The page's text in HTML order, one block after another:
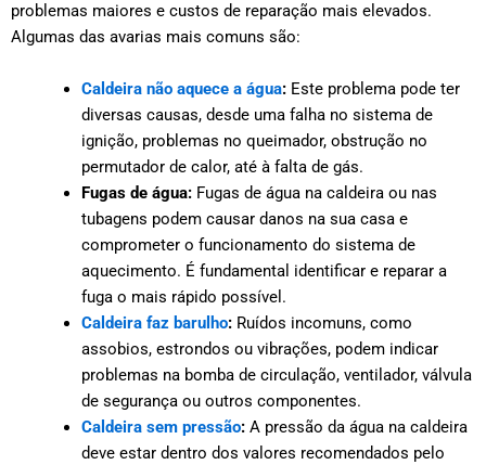
problemas maiores e custos de reparação mais elevados.
Algumas das avarias mais comuns são:
Caldeira não aquece a água: Este problema pode ter
diversas causas, desde uma falha no sistema de
ignição, problemas no queimador, obstrução no
permutador de calor, até à falta de gás.
Fugas de água: Fugas de água na caldeira ou nas
tubagens podem causar danos na sua casa e
comprometer o funcionamento do sistema de
aquecimento. É fundamental identificar e reparar a
fuga o mais rápido possível.
Caldeira faz barulho: Ruídos incomuns, como
assobios, estrondos ou vibrações, podem indicar
problemas na bomba de circulação, ventilador, válvula
de segurança ou outros componentes.
Caldeira sem pressão: A pressão da água na caldeira
deve estar dentro dos valores recomendados pelo